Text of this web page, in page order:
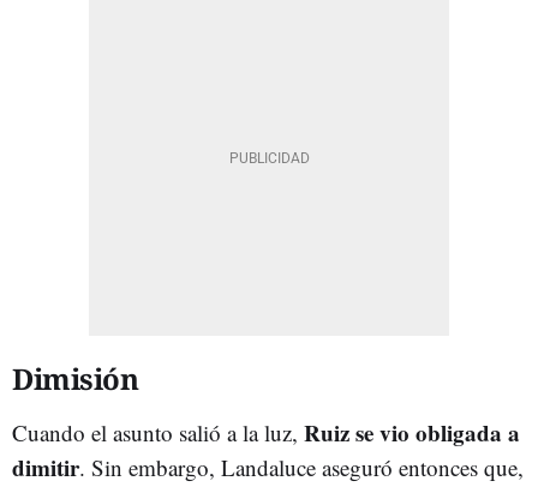
Dimisión
Cuando el asunto salió a la luz, Ruiz se vio obligada a
dimitir. Sin embargo, Landaluce aseguró entonces que,